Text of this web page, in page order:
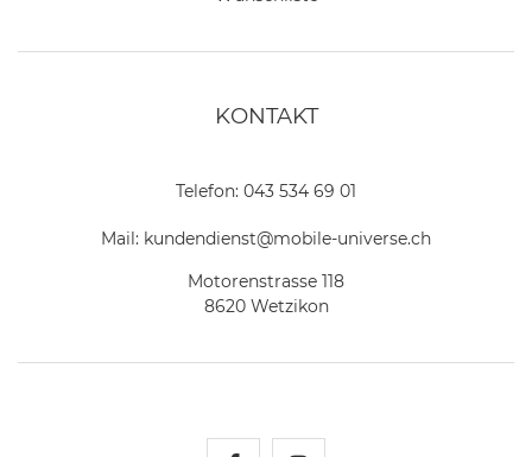
KONTAKT
Telefon: 043 534 69 01
Mail: kundendienst@mobile-universe.ch
Motorenstrasse 118
8620 Wetzikon